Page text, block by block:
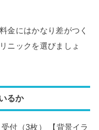
金にはかなり差がつく
ニックを選びましょ
るか